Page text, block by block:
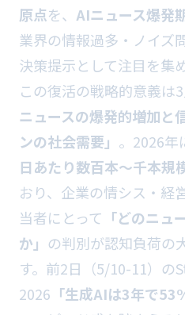
原点を、 AIニュース爆発
業界の情報過多・ノイズ
決策提示として注目を集
この復活の戦略的意義は3
ニュースの爆発的増加と
ンの社会需要」 。2026年
日あたり数百本〜千本規
おり、企業の情シス・経
当者にとって 「どのニュ
か」 の判別が認知負荷の
す。前2日（5/10-11）の
2026 「生成AIは3年で